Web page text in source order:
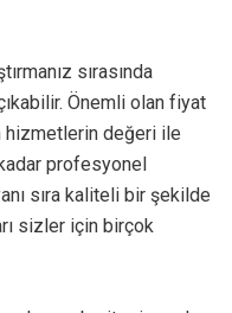
sırasında
Önemli olan fiyat
hizmetlerin değeri ile
profesyonel
sıra kaliteli bir şekilde
sizler için birçok